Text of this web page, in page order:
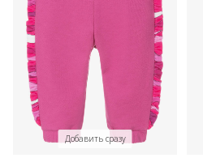
Добавить сразу